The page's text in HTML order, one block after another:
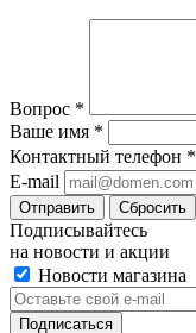
Вопрос *
Ваше имя *
Контактный телефон *
E-mail
Отправить Сбросить
Подписывайтесь
на новости и акции
Новости магазина